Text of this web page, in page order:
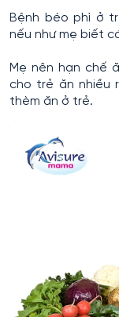
Bệnh béo phì ở
nếu như mẹ biết
Mẹ nên hạn chế
cho trẻ ăn nhiều
thèm ăn ở trẻ.